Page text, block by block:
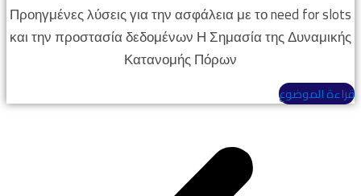
Προηγμένες λύσεις για την ασφάλεια με το need for slots
και την προστασία δεδομένων Η Σημασία της Δυναμικής
Κατανομής Πόρων
قراءة الموضوع